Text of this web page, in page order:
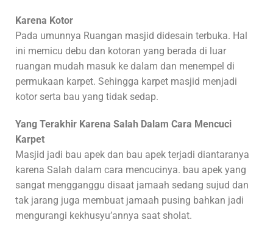
Karena Kotor
Pada umunnya Ruangan masjid didesain terbuka. Hal
ini memicu debu dan kotoran yang berada di luar
ruangan mudah masuk ke dalam dan menempel di
permukaan karpet. Sehingga karpet masjid menjadi
kotor serta bau yang tidak sedap.
Yang Terakhir Karena Salah Dalam Cara Mencuci
Karpet
Masjid jadi bau apek dan bau apek terjadi diantaranya
karena Salah dalam cara mencucinya. bau apek yang
sangat mengganggu disaat jamaah sedang sujud dan
tak jarang juga membuat jamaah pusing bahkan jadi
mengurangi kekhusyu’annya saat sholat.